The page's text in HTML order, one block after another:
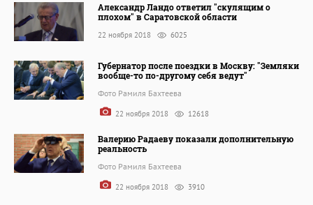
Александр Ландо ответил "скулящим о
плохом" в Саратовской области
22 ноября 2018 6025
Губернатор после поездки в Москву: "Земляки
вообще-то по-другому себя ведут"
Фото Рамиля Бахтеева
22 ноября 2018 12618
Валерию Радаеву показали дополнительную
реальность
Фото Рамиля Бахтеева
22 ноября 2018 3910